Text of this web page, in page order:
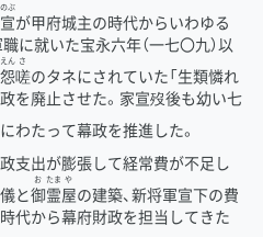
宣
のぶ
が甲府城主の時代からいわゆる
に就いた宝永六年（一七〇九）以
怨
えん
嗟
さ
のタネにされていた「生類憐れ
を廃止させた。家宣歿後も幼い七
わたって幕政を推進した。
政支出が膨張して経常費が不足し
と御
お
霊
たま
屋
や
の建築、新将軍宣下の費
代から幕府財政を担当してきた